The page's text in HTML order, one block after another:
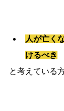
人が亡く
けるべき
と考えている